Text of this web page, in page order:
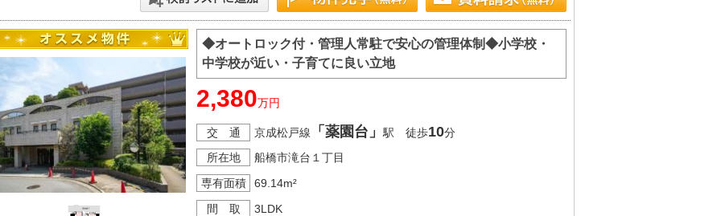
◆オートロック付・管理人常駐で安心の管理体制◆小学校・
中学校が近い・子育てに良い立地
2,380万円
交 通 京成松戸線 「薬園台」 駅 徒歩10分
所在地
船橋市滝台１丁目
専有面積
69.14m²
間 取
3LDK